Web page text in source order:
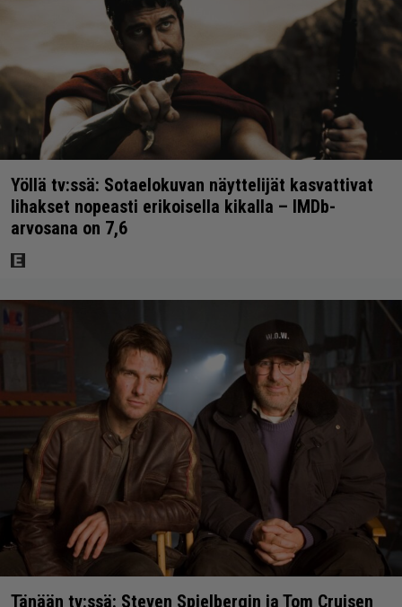
Yöllä tv:ssä: Sotaelokuvan näyttelijät kasvattivat
lihakset nopeasti erikoisella kikalla – IMDb-
arvosana on 7,6
Tänään tv:ssä: Steven Spielbergin ja Tom Cruisen